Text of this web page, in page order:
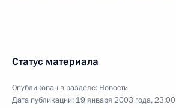
Статус материала
Опубликован в разделе: Новости
Дата публикации: 19 января 2003 года, 23:00